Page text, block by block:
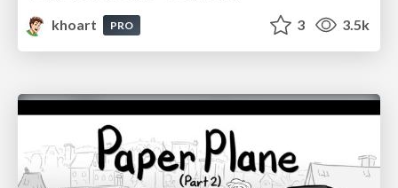
khoart
PRO 3 3.5k